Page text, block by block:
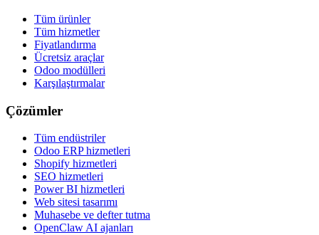
Tüm ürünler
Tüm hizmetler
Fiyatlandırma
Ücretsiz araçlar
Odoo modülleri
Karşılaştırmalar
Çözümler
Tüm endüstriler
Odoo ERP hizmetleri
Shopify hizmetleri
SEO hizmetleri
Power BI hizmetleri
Web sitesi tasarımı
Muhasebe ve defter tutma
OpenClaw AI ajanları